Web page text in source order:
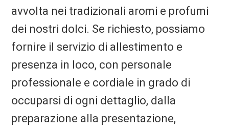
avvolta nei tradizionali aromi e profumi
dei nostri dolci. Se richiesto, possiamo
fornire il servizio di allestimento e
presenza in loco, con personale
professionale e cordiale in grado di
occuparsi di ogni dettaglio, dalla
preparazione alla presentazione,